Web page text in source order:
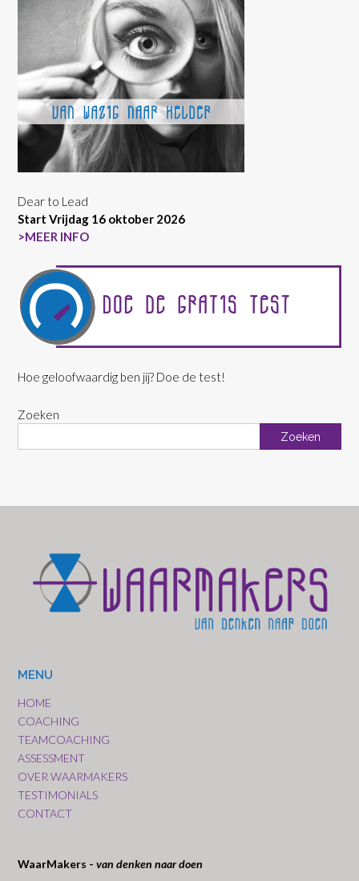
Dear to Lead
Start Vrijdag 16 oktober 2026
>MEER INFO
Hoe geloofwaardig ben jij? Doe de test!
Zoeken
Zoeken
MENU
HOME
COACHING
TEAMCOACHING
ASSESSMENT
OVER WAARMAKERS
TESTIMONIALS
CONTACT
WaarMakers - van denken naar doen